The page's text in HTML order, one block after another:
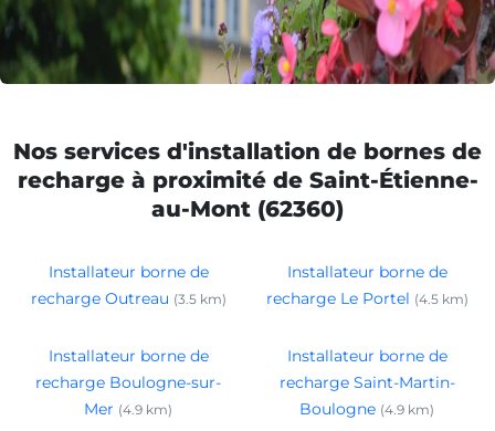
Nos services d'installation de bornes de
recharge à proximité de Saint-Étienne-
au-Mont (62360)
Installateur borne de
recharge Outreau (3.5 km)
Installateur borne de
recharge Le Portel (4.5 km)
Installateur borne de
recharge Boulogne-sur-
Mer (4.9 km)
Installateur borne de
recharge Saint-Martin-
Boulogne (4.9 km)